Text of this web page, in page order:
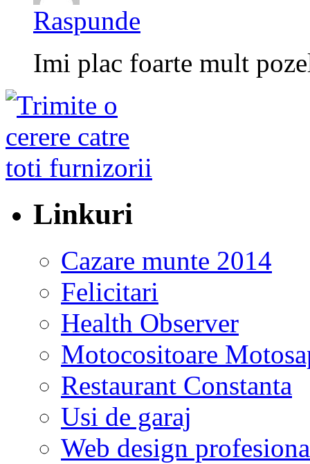
Raspunde
Imi plac foarte mult
Linkuri
Cazare munte 2014
Felicitari
Health Observer
Motocositoare
Restaurant Constanta
Usi de garaj
Web design